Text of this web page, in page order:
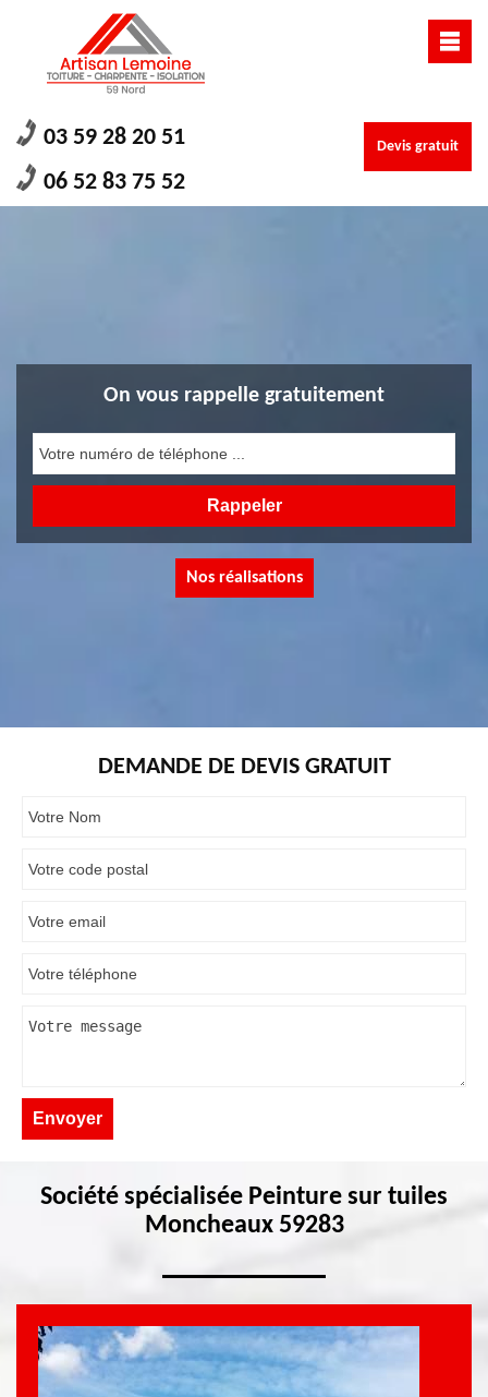
03 59 28 20 51
06 52 83 75 52
Devis gratuit
On vous rappelle gratuitement
Nos réalisations
DEMANDE DE DEVIS GRATUIT
Société spécialisée Peinture sur tuiles
Moncheaux 59283